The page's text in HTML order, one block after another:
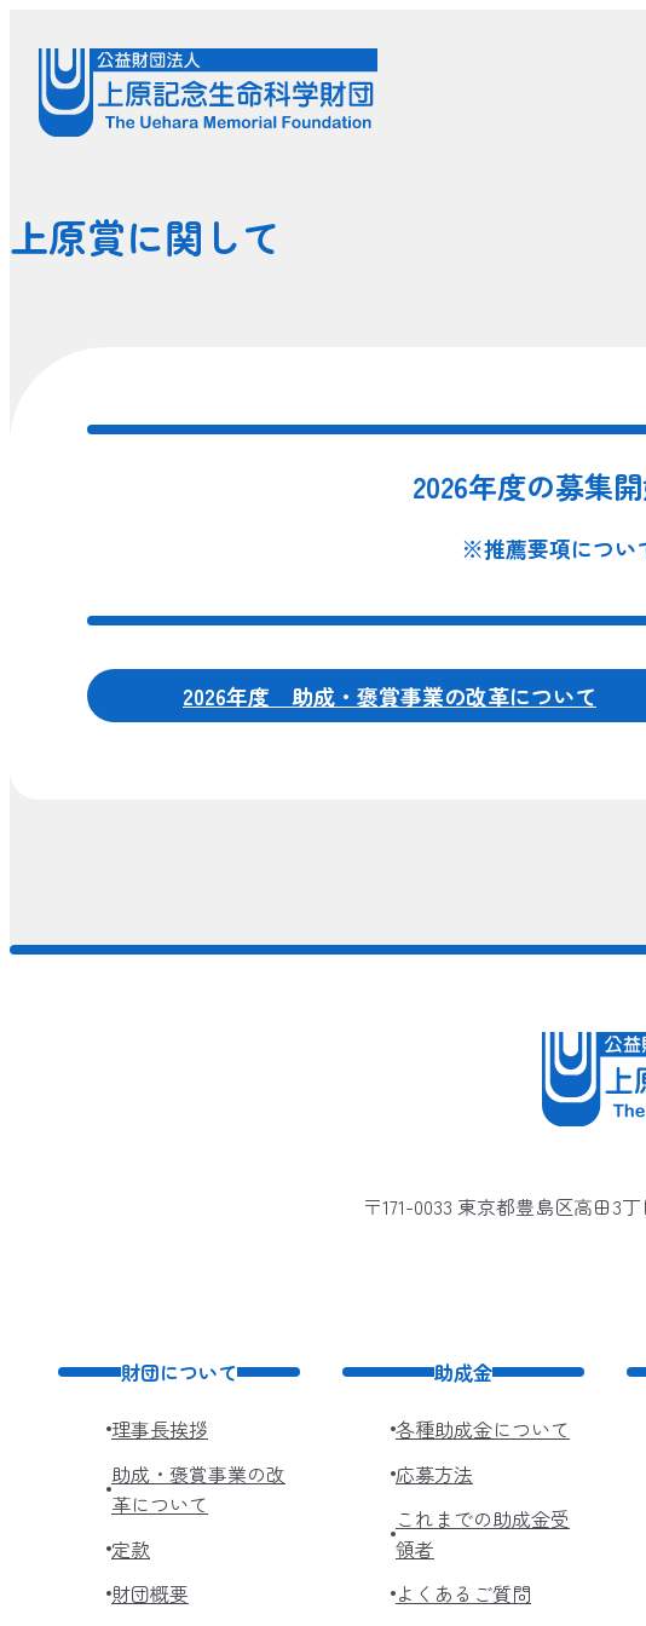
上原賞に関して
2026年度の募集
※推薦要項につい
2026年度 助成・褒賞事業の改革について
〒171-0033 東京都豊島区高田3
財団について
理事長挨拶
助成・褒賞事業の改
革について
定款
財団概要
助成金
各種助成金について
応募方法
これまでの助成金受
領者
よくあるご質問